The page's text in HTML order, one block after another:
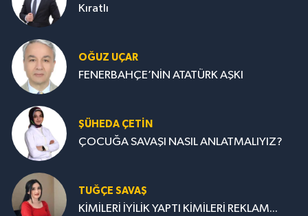
Kıratlı
OĞUZ UÇAR
FENERBAHÇE’NİN ATATÜRK AŞKI
ŞÜHEDA ÇETİN
ÇOCUĞA SAVAŞI NASIL ANLATMALIYIZ?
TUĞÇE SAVAŞ
KİMİLERİ İYİLİK YAPTI KİMİLERİ REKLAM...